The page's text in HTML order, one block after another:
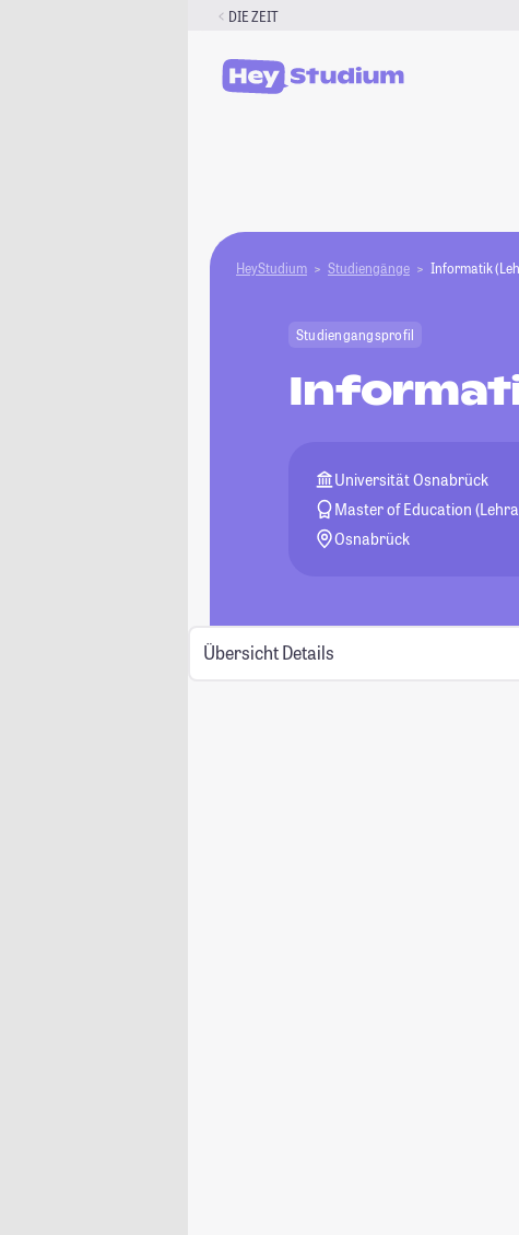
DIE ZEIT
HeyStudium Studiengänge Informatik
Studiengangsprofil
Universität Osnabrück
Master of Education
Osnabrück
Übersicht Details